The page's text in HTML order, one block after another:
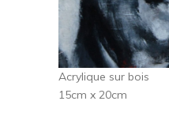
Acrylique sur bois
15cm x 20cm